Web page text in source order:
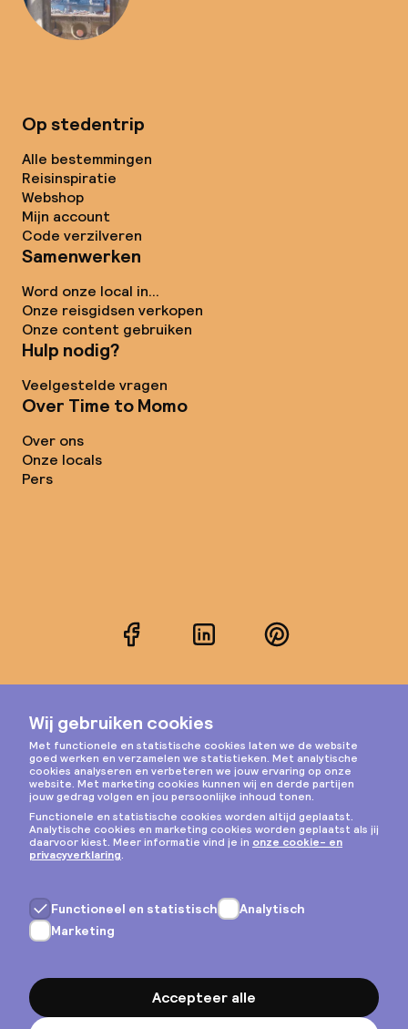
Op stedentrip
Alle bestemmingen
Reisinspiratie
Webshop
Mijn account
Code verzilveren
Samenwerken
Word onze local in...
Onze reisgidsen verkopen
Onze content gebruiken
Hulp nodig?
Veelgestelde vragen
Over Time to Momo
Over ons
Onze locals
Pers
FacebookLinkedInPinterest
Instagram
Privacy & cookies
Algemene voorwaarden